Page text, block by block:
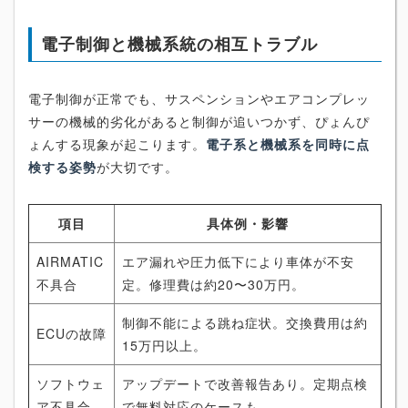
電子制御と機械系統の相互トラブル
電子制御が正常でも、サスペンションやエアコンプレッ
サーの機械的劣化があると制御が追いつかず、ぴょんぴ
ょんする現象が起こります。 電子系と機械系を同時に点
検する姿勢が大切です。
項目 具体例・影響
AIRMATIC
不具合
エア漏れや圧力低下により車体が不安
定。修理費は約20〜30万円。
ECUの故障
制御不能による跳ね症状。交換費用は約
15万円以上。
ソフトウェ
アップデートで改善報告あり。定期点検